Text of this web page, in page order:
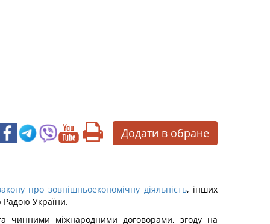
Додати в обране
про зовнішньоекономічну діяльність, інших
Радою України.
чинними міжнародними договорами, згоду на